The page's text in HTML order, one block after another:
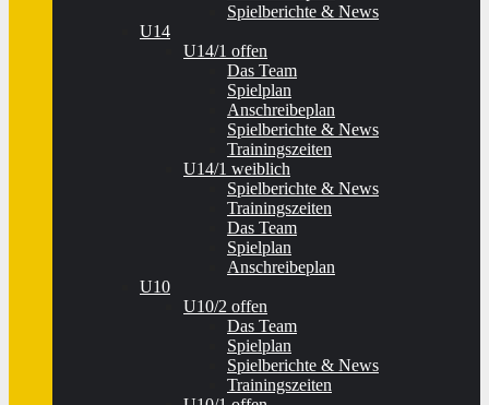
Spielberichte & News
U14
U14/1 offen
Das Team
Spielplan
Anschreibeplan
Spielberichte & News
Trainingszeiten
U14/1 weiblich
Spielberichte & News
Trainingszeiten
Das Team
Spielplan
Anschreibeplan
U10
U10/2 offen
Das Team
Spielplan
Spielberichte & News
Trainingszeiten